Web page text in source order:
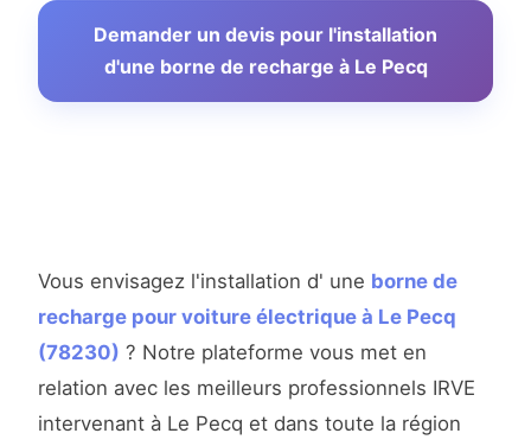
Demander un devis pour l'installation
d'une borne de recharge à Le Pecq
Vous envisagez l'installation d' une borne de
recharge pour voiture électrique à Le Pecq
(78230) ? Notre plateforme vous met en
relation avec les meilleurs professionnels IRVE
intervenant à Le Pecq et dans toute la région